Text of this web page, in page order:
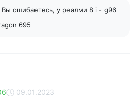
Вы ошибаетесь, у реалми 8 i - g96
695
09.01.2023